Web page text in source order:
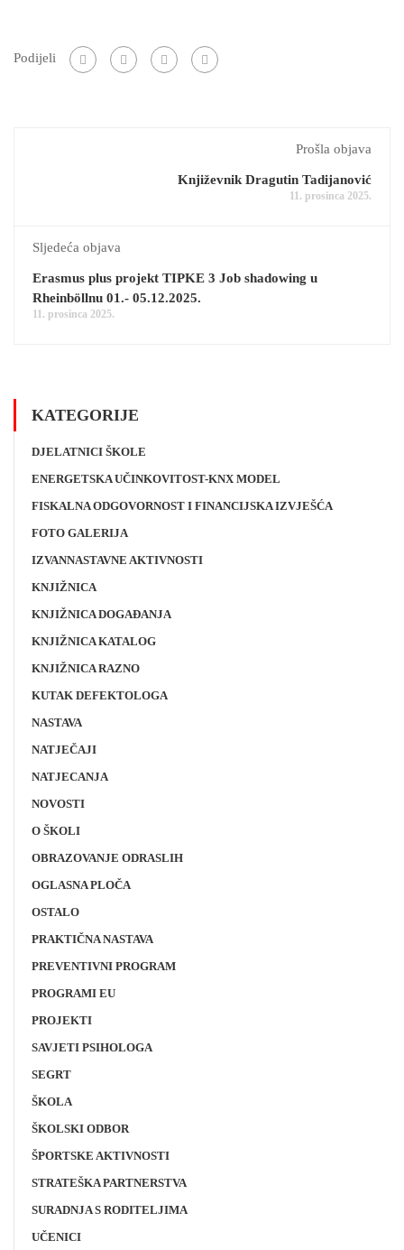
Podijeli
Prošla objava
Književnik Dragutin Tadijanović
11. prosinca 2025.
Sljedeća objava
Erasmus plus projekt TIPKE 3 Job shadowing u
Rheinböllnu 01.- 05.12.2025.
11. prosinca 2025.
KATEGORIJE
DJELATNICI ŠKOLE
ENERGETSKA UČINKOVITOST-KNX MODEL
FISKALNA ODGOVORNOST I FINANCIJSKA IZVJEŠĆA
FOTO GALERIJA
IZVANNASTAVNE AKTIVNOSTI
KNJIŽNICA
KNJIŽNICA DOGAĐANJA
KNJIŽNICA KATALOG
KNJIŽNICA RAZNO
KUTAK DEFEKTOLOGA
NASTAVA
NATJEČAJI
NATJECANJA
NOVOSTI
O ŠKOLI
OBRAZOVANJE ODRASLIH
OGLASNA PLOČA
OSTALO
PRAKTIČNA NASTAVA
PREVENTIVNI PROGRAM
PROGRAMI EU
PROJEKTI
SAVJETI PSIHOLOGA
SEGRT
ŠKOLA
ŠKOLSKI ODBOR
ŠPORTSKE AKTIVNOSTI
STRATEŠKA PARTNERSTVA
SURADNJA S RODITELJIMA
UČENICI